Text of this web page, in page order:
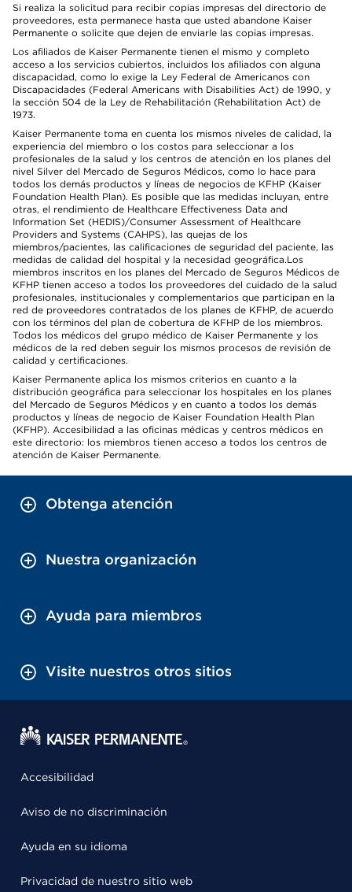
Si realiza la solicitud para recibir copias impresas del directorio de
proveedores, esta permanece hasta que usted abandone Kaiser
Permanente o solicite que dejen de enviarle las copias impresas.
Los afiliados de Kaiser Permanente tienen el mismo y completo
acceso a los servicios cubiertos, incluidos los afiliados con alguna
discapacidad, como lo exige la Ley Federal de Americanos con
Discapacidades (Federal Americans with Disabilities Act) de 1990, y
la sección 504 de la Ley de Rehabilitación (Rehabilitation Act) de
1973.
Kaiser Permanente toma en cuenta los mismos niveles de calidad, la
experiencia del miembro o los costos para seleccionar a los
profesionales de la salud y los centros de atención en los planes del
nivel Silver del Mercado de Seguros Médicos, como lo hace para
todos los demás productos y líneas de negocios de KFHP (Kaiser
Foundation Health Plan). Es posible que las medidas incluyan, entre
otras, el rendimiento de Healthcare Effectiveness Data and
Information Set (HEDIS)/Consumer Assessment of Healthcare
Providers and Systems (CAHPS), las quejas de los
miembros/pacientes, las calificaciones de seguridad del paciente, las
medidas de calidad del hospital y la necesidad geográfica.Los
miembros inscritos en los planes del Mercado de Seguros Médicos de
KFHP tienen acceso a todos los proveedores del cuidado de la salud
profesionales, institucionales y complementarios que participan en la
red de proveedores contratados de los planes de KFHP, de acuerdo
con los términos del plan de cobertura de KFHP de los miembros.
Todos los médicos del grupo médico de Kaiser Permanente y los
médicos de la red deben seguir los mismos procesos de revisión de
calidad y certificaciones.
Kaiser Permanente aplica los mismos criterios en cuanto a la
distribución geográfica para seleccionar los hospitales en los planes
del Mercado de Seguros Médicos y en cuanto a todos los demás
productos y líneas de negocio de Kaiser Foundation Health Plan
(KFHP). Accesibilidad a las oficinas médicas y centros médicos en
este directorio: los miembros tienen acceso a todos los centros de
atención de Kaiser Permanente.
Obtenga atención
Nuestra organización
Ayuda para miembros
Visite nuestros otros sitios
Accesibilidad
Aviso de no discriminación
Ayuda en su idioma
Privacidad de nuestro sitio web